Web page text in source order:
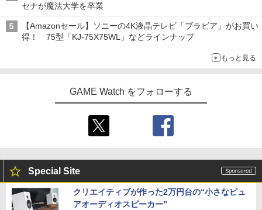
セナが魔法大学を卒業
【Amazonセール】ソニーの4K液晶テレビ「ブラビア」がお買い
得！ 75型「KJ-75X75WL」などラインナップ
もっと見る
GAME Watch をフォローする
Special Site
クリエイティブが作った2万円台の“小さなピュ
アオーディオスピーカー”